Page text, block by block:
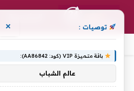
توصيات : ×
باقة متميزة VIP (كود: AA86842):
عالم الشباب